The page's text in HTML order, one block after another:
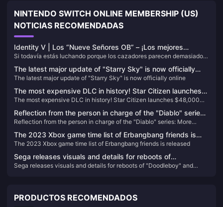
NINTENDO SWITCH ONLINE MEMBERSHIP (US)
NOTICIAS RECOMENDADAS
Identity V | Los “Nueve Señores OB” – ¡Los mejores
Supervivientes para Kiting y Obstaculización de alto nivel!
Si todavía estás luchando porque los cazadores parecen demasiado
débiles y juegan sin ninguna personalidad, y te ves obligado a cargar
con cada partida solo, ¡entonces entrenar a los siguientes personajes
es el camino a seguir!
The latest major update of "Starry Sky" is now officially
online
The latest major update of "Starry Sky" is now officially online
The most expensive DLC in history! Star Citizen launches
$48,000 bundle
The most expensive DLC in history! Star Citizen launches $48,000
Reflection from the person in charge of the "Diablo" series:
More emphasis should be placed on player fun rather than
frequent nerfs
Reflection from the person in charge of the "Diablo" series: More
The 2023 Xbox game time list of Erbangbang friends is
released
The 2023 Xbox game time list of Erbangbang friends is released
Sega releases visuals and details for reboots of
"Doodleboy" and "Crazy Taxi"
Sega releases visuals and details for reboots of "Doodleboy" and
PRODUCTOS RECOMENDADOS